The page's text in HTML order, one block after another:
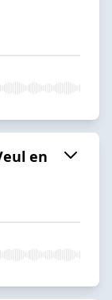
en